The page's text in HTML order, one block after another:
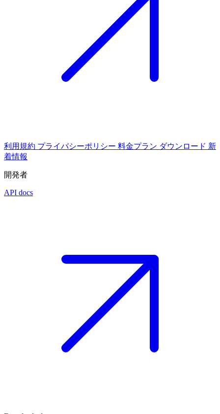
利用規約 プライバシーポリシー 料金プラン ダウンロード 新
着情報
開発者
API docs